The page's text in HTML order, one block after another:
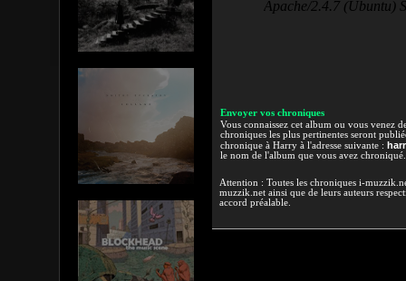
Envoyer vos chroniques
Vous connaissez cet album ou vous venez
chroniques les plus pertinentes seront
chronique à Harry à l'adresse suivante :
le nom de l'album que vous avez
Attention : Toutes les chroniques i-
muzzik.net ainsi que de leurs auteurs
accord préalable.